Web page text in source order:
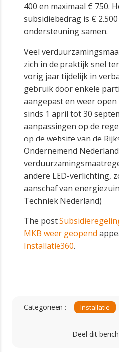
400 en maximaal € 750.
subsidiebedrag is €
ondersteuning samen.
Veel
zich in de praktijk snel
vorig jaar tijdelijk in
gebruik door enkele
aangepast en weer
sinds 1 april tot 30
aanpassingen op de
op de website van de
Ondernemend
andere LED-verlichting,
aanschaf van
Techniek Nederland)
The post
MKB weer geopend
Installatie360.
Categorieën : Installatie
Deel dit